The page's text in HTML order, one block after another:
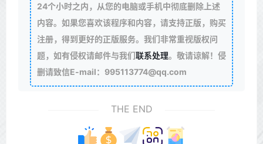
24个小时之内，从您的电脑或手机中彻底删除上述
内容。如果您喜欢该程序和内容，请支持正版，购买
注册，得到更好的正版服务。我们非常重视版权问
题，如有侵权请邮件与我们联系处理。敬请谅解！侵
删请致信E-mail：995113774@qq.com
THE END